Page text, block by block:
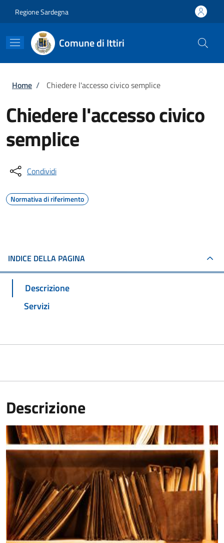
Regione Sardegna
Comune di Ittiri
Briciole di pane
Home / Chiedere l'accesso civico semplice
Chiedere l'accesso civico
semplice
Condividi
Normativa di riferimento
INDICE DELLA PAGINA
Descrizione
Servizi
Descrizione